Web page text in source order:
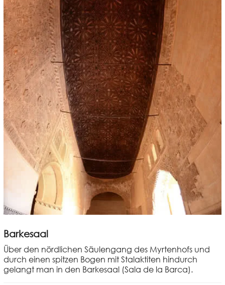
Barkesaal
Über den nördlichen Säulengang des Myrtenhofs und
durch einen spitzen Bogen mit Stalaktiten hindurch
gelangt man in den Barkesaal (Sala de la Barca).